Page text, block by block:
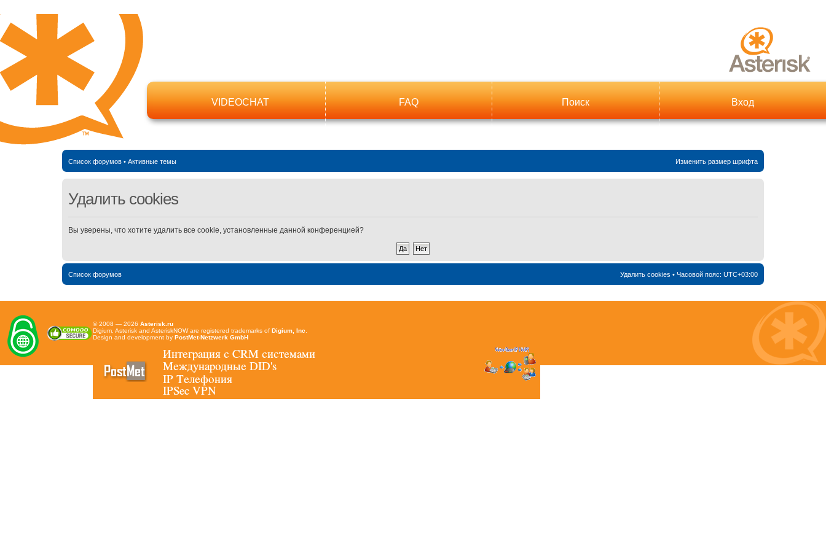
VIDEOCHAT FAQ Поиск Вход
Список форумов• Активные темы Изменить размер шрифта
Удалить cookies
Вы уверены, что хотите удалить все cookie, установленные данной конференцией?
Список форумов Удалить cookies • Часовой пояс:UTC+03:00
© 2008 — 2026 Asterisk.ru
Digium, Asterisk and AsteriskNOW are registered trademarks of Digium, Inc
Design and development by PostMet-Netzwerk GmbH